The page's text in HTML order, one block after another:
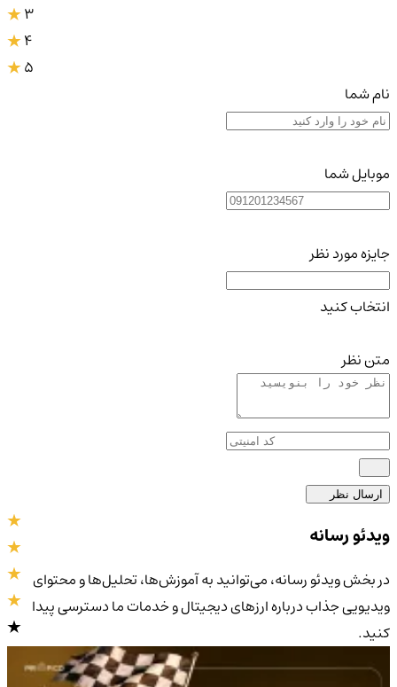
3
4
5
نام شما
موبایل شما
جایزه مورد نظر
انتخاب کنید
متن نظر
ارسال نظر
4.9/5
ویدئو رسانه
در بخش ویدئو رسانه، می‌توانید به آموزش‌ها، تحلیل‌ها و محتوای
ویدیویی جذاب درباره ارزهای دیجیتال و خدمات ما دسترسی پیدا
کنید.